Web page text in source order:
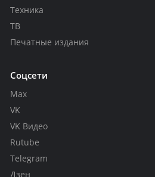
Техника
ТВ
Печатные издания
Соцсети
Max
VK
VK Видео
Rutube
Telegram
Дзен